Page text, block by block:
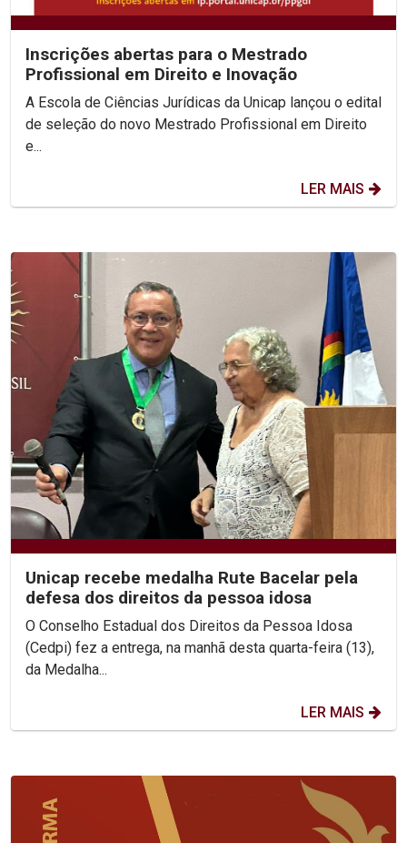
Inscrições abertas para o Mestrado
Profissional em Direito e Inovação
A Escola de Ciências Jurídicas da Unicap lançou o edital
de seleção do novo Mestrado Profissional em Direito
e...
LER MAIS
Unicap recebe medalha Rute Bacelar pela
defesa dos direitos da pessoa idosa
O Conselho Estadual dos Direitos da Pessoa Idosa
(Cedpi) fez a entrega, na manhã desta quarta-feira (13),
da Medalha...
LER MAIS